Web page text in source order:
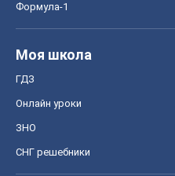
Формула-1
Моя школа
ГДЗ
Онлайн уроки
ЗНО
СНГ решебники